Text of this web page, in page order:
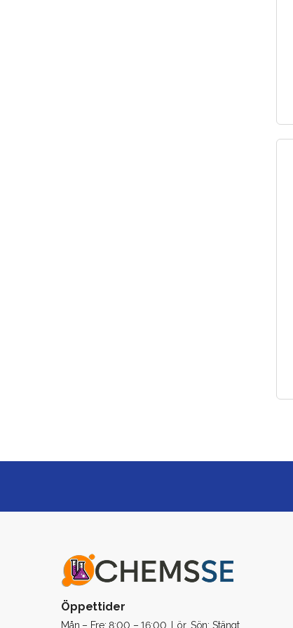
Öppettider
Mån – Fre: 8:00 – 16:00. Lör, Sön: Stängt.